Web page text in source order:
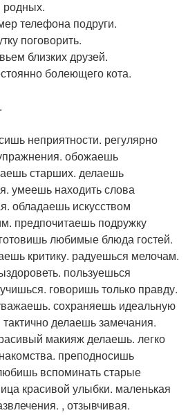
родных.
телефона подруги.
поговорить.
близких друзей.
болеющего кота.
неприятности. регулярно
обожаешь
старших. делаешь
умеешь находить слова
обладаешь искусством
предпочитаешь подружку
любимые блюда гостей.
критику. радуешься мелочам.
пользуешься
говоришь только правду.
сохраняешь идеальную
делаешь замечания.
макияж делаешь. легко
преподносишь
вспоминать старые
красивой улыбки. маленькая
, отзывчивая.